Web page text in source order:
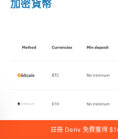
加密貨幣
註冊 Deriv 免費獲得